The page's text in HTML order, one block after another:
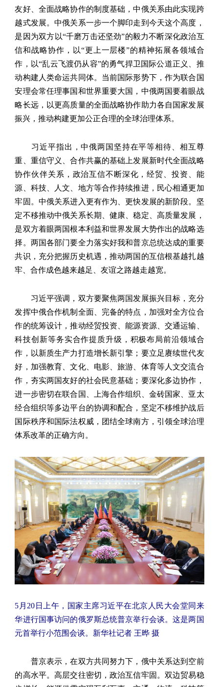
友好、全面战略协作的制度基础，中俄关系由此实现跨
越式发展。中俄关系一步一个脚印走到今天这个高度，
是因为双方以“千磨万击还坚劲”的毅力不断深化政治互
信和战略协作，以“更上一层楼”的精神拓展各领域合
作，以“乱云飞渡仍从容”的勇气捍卫国际公道正义、推
动构建人类命运共同体。当前国际形势下，作为联合国
安理会常任理事国和世界重要大国，中俄两国要着眼战
略长远，以更高质量的全面战略协作助力各自国家发展
振兴，推动构建更加公正合理的全球治理体系。
习近平指出，中俄两国坚持在平等相待、相互尊
重、重信守义、合作共赢的基础上发展新时代全面战略
协作伙伴关系，政治互信不断深化，经贸、投资、能
源、科技、人文、地方等合作持续推进，民心相通更加
牢固。中俄关系进入更有作为、更快发展的新阶段。坚
定不移推动中俄关系长期、健康、稳定、高质量发展，
是双方着眼两国根本利益和世界发展大势作出的战略选
择。两国各部门要全力落实好我和普京总统达成的重要
共识，充分把握历史机遇，推动两国的互信根基越扎越
牢、合作成色越来越足、友谊之路越走越宽。
习近平强调，双方要聚焦两国发展振兴目标，充分
发挥中俄合作机制全面、完备的特点，加强对全方位合
作的统筹设计，推动经贸投资、能源资源、交通运输、
科技创新等务实合作提质升级，积极布局前沿领域合
作，以新质生产力打造增长新引擎；要立足赓续世代友
好，加强教育、文化、电影、旅游、体育等人文交流合
作，夯实两国友好的社会民意基础；要深化多边协作，
进一步密切在联合国、上海合作组织、金砖国家、亚太
经合组织等多边平台的协调和配合，坚定不移维护战后
国际秩序和国际法权威，团结全球南方，引领全球治理
体系改革的正确方向。
5月20日上午，国家主席习近平在北京人民大会堂同来
华进行国事访问的俄罗斯总统普京举行会谈。这是两国
元首举行小范围会谈。新华社记者 王晔 摄
普京表示，在双方共同努力下，俄中关系达到空前
的高水平。高层交往密切，政治互信牢固。双边贸易稳